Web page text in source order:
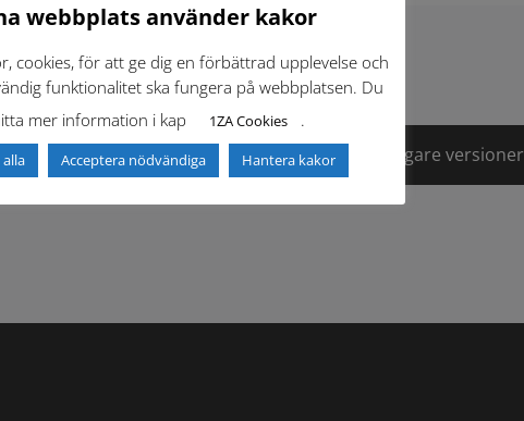
Kontaktlista Tidigare versioner
webbplats använder kakor
cookies, för att ge dig en förbättrad upplevelse och
funktionalitet ska fungera på webbplatsen. Du
mer information i kap
1ZA Cookies .
Acceptera nödvändiga Hantera kakor